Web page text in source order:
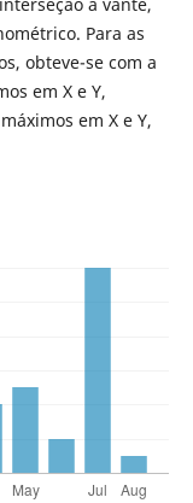
a vante,
Para as
obteve-se com a
em X e Y,
em X e Y,